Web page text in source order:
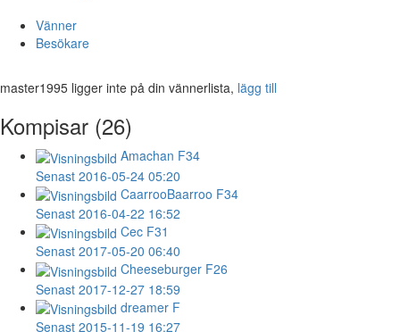
Vänner
Besökare
master1995 ligger inte på din vännerlista, lägg till
Kompisar (26)
Amachan F34
Senast 2016-05-24 05:20
CaarrooBaarroo F34
Senast 2016-04-22 16:52
Cec F31
Senast 2017-05-20 06:40
Cheeseburger F26
Senast 2017-12-27 18:59
dreamer F
Senast 2015-11-19 16:27